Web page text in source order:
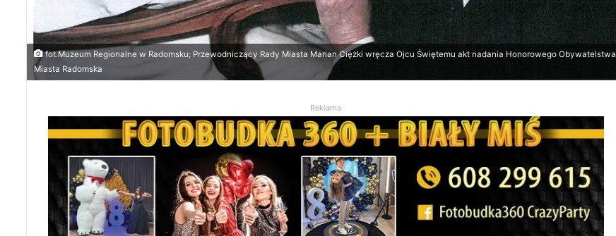
fot.Muzeum Regionalne w Radomsku; Przewodniczący Rady Miasta Marian Ciężki wręcza Ojcu Świętemu akt nadania Honorowego Obywatelstwa
Miasta Radomska
Reklama